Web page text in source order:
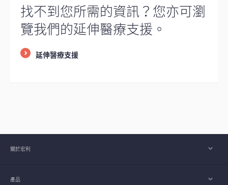
找不到您所需的資訊？您亦可瀏
覽我們的延伸醫療支援。
延伸醫療支援
關於宏利
產品